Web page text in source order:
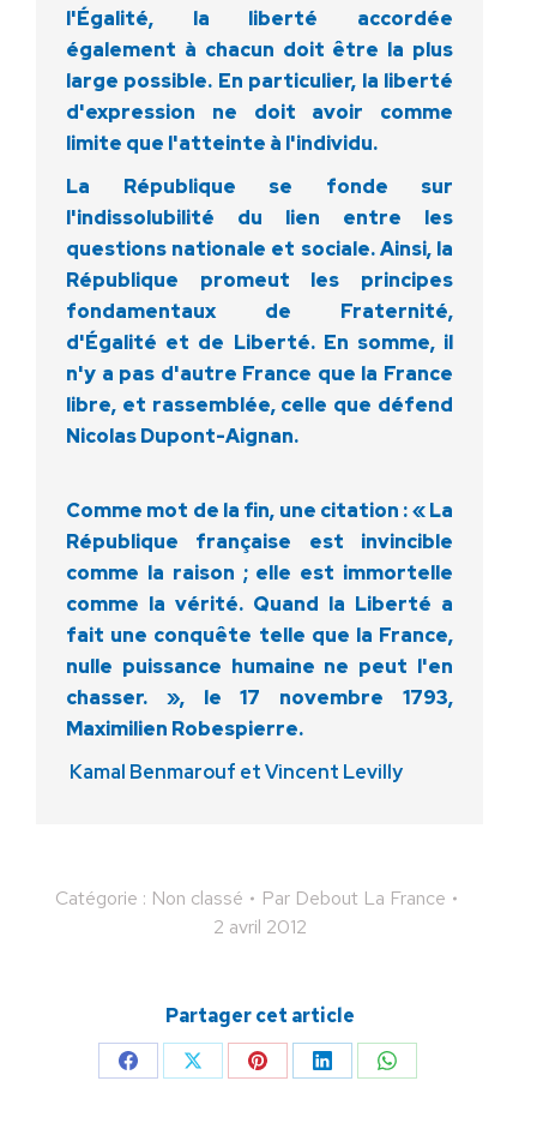
l'Égalité, la liberté accordée
également à chacun doit être la plus
large possible. En particulier, la liberté
d'expression ne doit avoir comme
limite que l'atteinte à l'individu.
La République se fonde sur
l'indissolubilité du lien entre les
questions nationale et sociale. Ainsi, la
République promeut les principes
fondamentaux de Fraternité,
d'Égalité et de Liberté. En somme, il
n'y a pas d'autre France que la France
libre, et rassemblée, celle que défend
Nicolas Dupont-Aignan.
Comme mot de la fin, une citation : « La
République française est invincible
comme la raison ; elle est immortelle
comme la vérité. Quand la Liberté a
fait une conquête telle que la France,
nulle puissance humaine ne peut l'en
chasser. », le 17 novembre 1793,
Maximilien Robespierre.
Kamal Benmarouf et Vincent Levilly
Catégorie : Non classé Par Debout La France
2 avril 2012
Partager cet article
PartagerPartagerPartagerPartagerPartager